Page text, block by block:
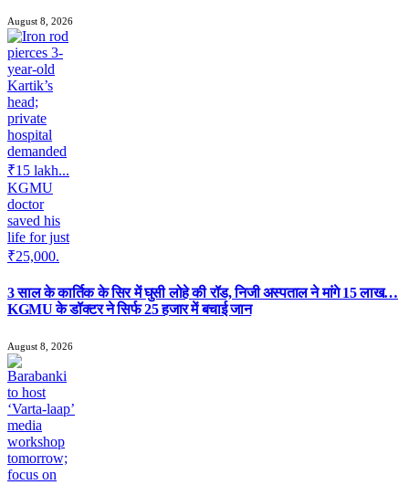
August 8, 2026
3 साल के कार्तिक के सिर में घुसी लोहे की रॉड, निजी अस्पताल ने मांगे 15 लाख…
KGMU के डॉक्टर ने सिर्फ 25 हजार में बचाई जान
August 8, 2026